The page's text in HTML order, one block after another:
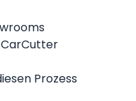
Prozess